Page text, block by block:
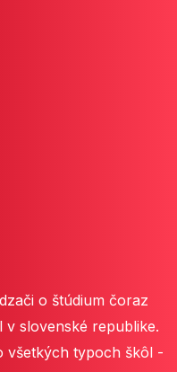
o štúdium čoraz
v slovenské republike.
všetkých typoch škôl -